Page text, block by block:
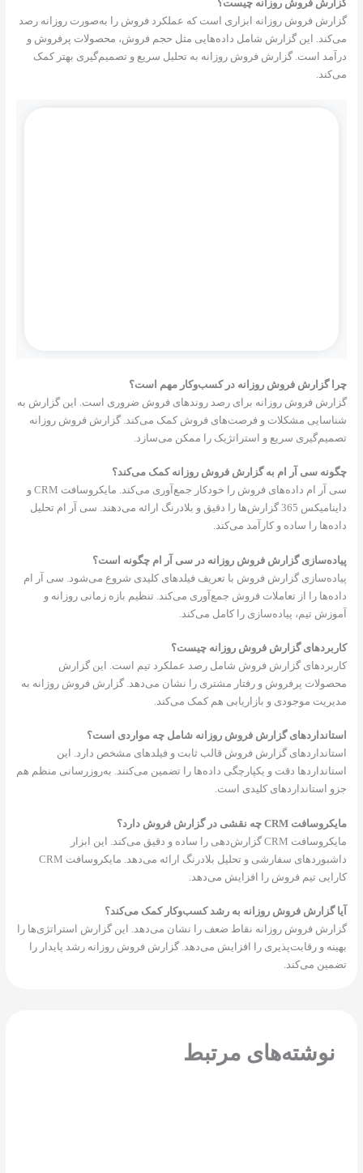
گزارش فروش روزانه چیست؟
گزارش فروش روزانه ابزاری است که عملکرد فروش را به‌صورت روزانه رصد
می‌کند. این گزارش شامل داده‌هایی مثل حجم فروش، محصولات پرفروش و
درآمد است. گزارش فروش روزانه به تحلیل سریع و تصمیم‌گیری بهتر کمک
می‌کند.
چرا گزارش فروش روزانه در کسب‌وکار مهم است؟
گزارش فروش روزانه برای رصد روندهای فروش ضروری است. این گزارش به
شناسایی مشکلات و فرصت‌های فروش کمک می‌کند. گزارش فروش روزانه
تصمیم‌گیری سریع و استراتژیک را ممکن می‌سازد.
چگونه سی آر ام به گزارش فروش روزانه کمک می‌کند؟
سی آر ام داده‌های فروش را خودکار جمع‌آوری می‌کند. مایکروسافت CRM و
داینامیکس 365 گزارش‌ها را دقیق و بلادرنگ ارائه می‌دهند. سی آر ام تحلیل
داده‌ها را ساده و کارآمد می‌کند.
پیاده‌سازی گزارش فروش روزانه در سی آر ام چگونه است؟
پیاده‌سازی گزارش فروش با تعریف فیلدهای کلیدی شروع می‌شود. سی آر ام
داده‌ها را از تعاملات فروش جمع‌آوری می‌کند. تنظیم بازه زمانی روزانه و
آموزش تیم، پیاده‌سازی را کامل می‌کند.
کاربردهای گزارش فروش روزانه چیست؟
کاربردهای گزارش فروش شامل رصد عملکرد تیم است. این گزارش
محصولات پرفروش و رفتار مشتری را نشان می‌دهد. گزارش فروش روزانه به
مدیریت موجودی و بازاریابی هم کمک می‌کند.
استانداردهای گزارش فروش روزانه شامل چه مواردی است؟
استانداردهای گزارش فروش قالب ثابت و فیلدهای مشخص دارد. این
استانداردها دقت و یکپارچگی داده‌ها را تضمین می‌کنند. به‌روزرسانی منظم هم
جزو استانداردهای کلیدی است.
مایکروسافت CRM چه نقشی در گزارش فروش دارد؟
مایکروسافت CRM گزارش‌دهی را ساده و دقیق می‌کند. این ابزار
داشبوردهای سفارشی و تحلیل بلادرنگ ارائه می‌دهد. مایکروسافت CRM
کارایی تیم فروش را افزایش می‌دهد.
آیا گزارش فروش روزانه به رشد کسب‌وکار کمک می‌کند؟
گزارش فروش روزانه نقاط ضعف را نشان می‌دهد. این گزارش استراتژی‌ها را
بهینه و رقابت‌پذیری را افزایش می‌دهد. گزارش فروش روزانه رشد پایدار را
تضمین می‌کند.
نوشته‌های مرتبط